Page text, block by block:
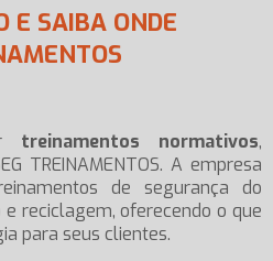
E SAIBA ONDE
treinamentos normativos,
TREINAMENTOS. A empresa
de segurança do
reciclagem, oferecendo o que
para seus clientes.